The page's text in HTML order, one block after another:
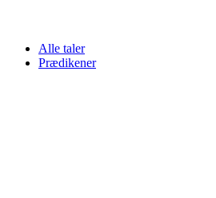
Alle taler
Prædikener